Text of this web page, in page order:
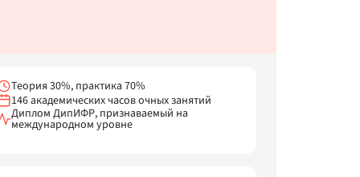
Теория 30%, практика 70%
146 академических часов очных занятий
Диплом ДипИФР, признаваемый на
международном уровне